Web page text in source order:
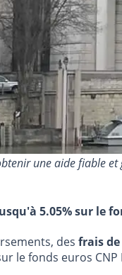
une aide fiable
5.05% sur le
des frais
le fonds euros CNP